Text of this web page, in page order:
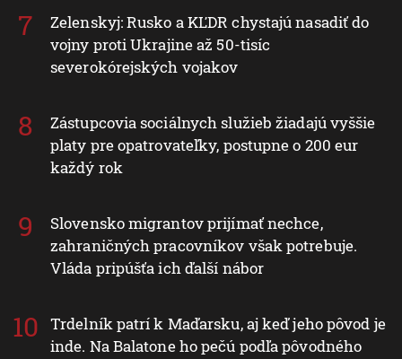
Zelenskyj: Rusko a KĽDR chystajú nasadiť do
vojny proti Ukrajine až 50-tisíc
severokórejských vojakov
Zástupcovia sociálnych služieb žiadajú vyššie
platy pre opatrovateľky, postupne o 200 eur
každý rok
Slovensko migrantov prijímať nechce,
zahraničných pracovníkov však potrebuje.
Vláda pripúšťa ich ďalší nábor
Trdelník patrí k Maďarsku, aj keď jeho pôvod je
inde. Na Balatone ho pečú podľa pôvodného